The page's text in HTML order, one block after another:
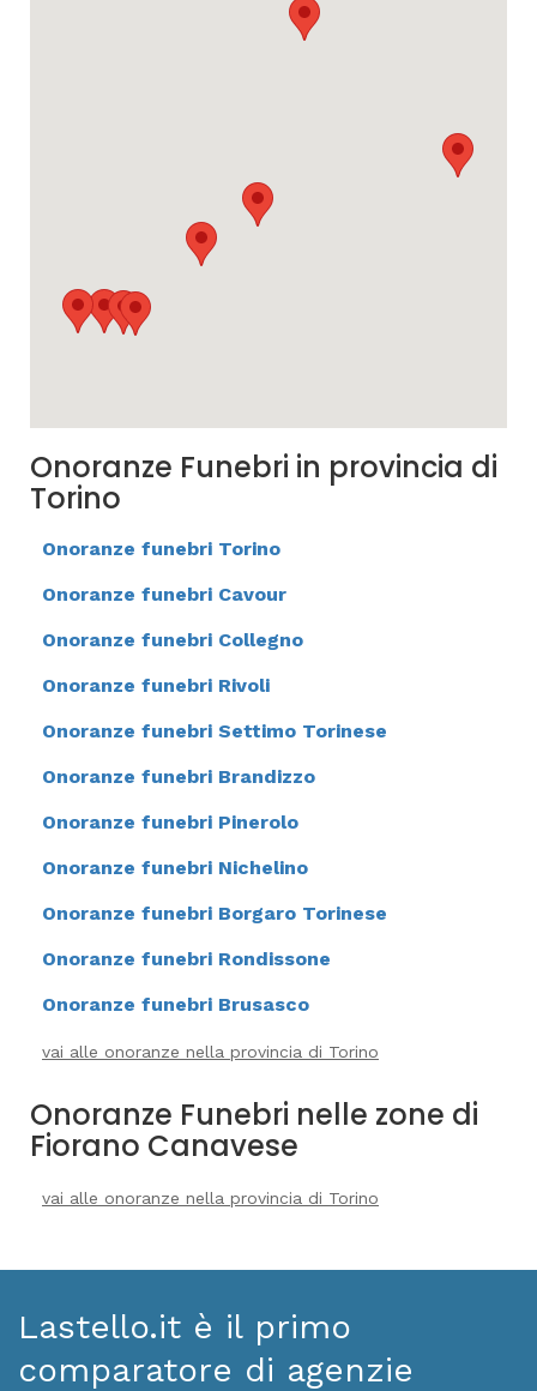
Onoranze Funebri in provincia di
Torino
Onoranze funebri Torino
Onoranze funebri Cavour
Onoranze funebri Collegno
Onoranze funebri Rivoli
Onoranze funebri Settimo Torinese
Onoranze funebri Brandizzo
Onoranze funebri Pinerolo
Onoranze funebri Nichelino
Onoranze funebri Borgaro Torinese
Onoranze funebri Rondissone
Onoranze funebri Brusasco
vai alle onoranze nella provincia di Torino
Onoranze Funebri nelle zone di
Fiorano Canavese
vai alle onoranze nella provincia di Torino
Lastello.it è il primo
comparatore di agenzie